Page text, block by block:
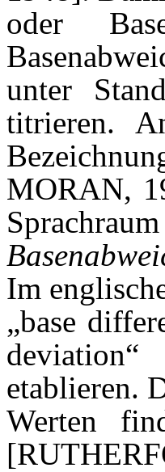
oder
unter
titrieren.
MORAN,
Im
„base
etablieren.
Werten